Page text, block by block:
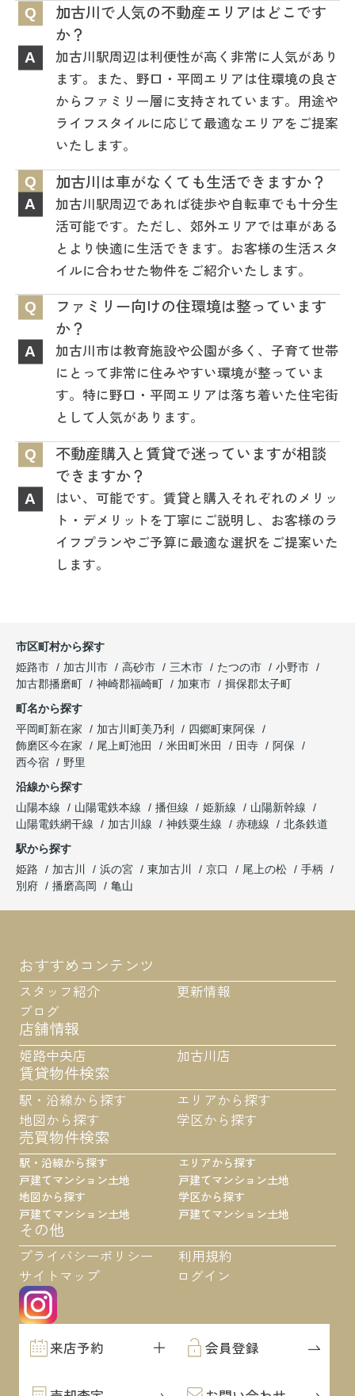
Q
加古川で人気の不動産エリアはどこです
か？
A
加古川駅周辺は利便性が高く非常に人気があり
ます。また、野口・平岡エリアは住環境の良さ
からファミリー層に支持されています。用途や
ライフスタイルに応じて最適なエリアをご提案
いたします。
Q 加古川は車がなくても生活できますか？
A
加古川駅周辺であれば徒歩や自転車でも十分生
活可能です。ただし、郊外エリアでは車がある
とより快適に生活できます。お客様の生活スタ
イルに合わせた物件をご紹介いたします。
Q
ファミリー向けの住環境は整っています
か？
A
加古川市は教育施設や公園が多く、子育て世帯
にとって非常に住みやすい環境が整っていま
す。特に野口・平岡エリアは落ち着いた住宅街
として人気があります。
Q
不動産購入と賃貸で迷っていますが相談
できますか？
A
はい、可能です。賃貸と購入それぞれのメリッ
ト・デメリットを丁寧にご説明し、お客様のラ
イフプランやご予算に最適な選択をご提案いた
します。
市区町村から探す
姫路市
加古川市 高砂市 三木市 たつの市
小野市
加古郡播磨町
神崎郡福崎町 加東市
揖保郡太子町
町名から探す
平岡町新在家
加古川町美乃利
四郷町東阿保
飾磨区今在家
尾上町池田 米田町米田 田寺
阿保
西今宿
野里
沿線から探す
山陽本線
山陽電鉄本線 播但線 姫新線
山陽新幹線
山陽電鉄網干線
加古川線 神鉄粟生線 赤穂線
北条鉄道
駅から探す
姫路
加古川 浜の宮 東加古川 京口 尾上の松
手柄
別府
播磨高岡 亀山
おすすめコンテンツ
スタッフ紹介
更新情報
ブログ
店舗情報
姫路中央店 加古川店
賃貸物件検索
駅・沿線から探す
エリアから探す
地図から探す
学区から探す
売買物件検索
駅・沿線から探す
戸建てマンション土地
地図から探す
戸建てマンション土地
エリアから探す
戸建てマンション土地
学区から探す
戸建てマンション土地
その他
プライバシーポリシー
利用規約
サイトマップ
ログイン
来店予約 会員登録